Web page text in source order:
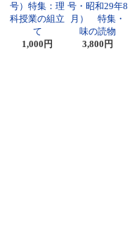
号）特集：理
科授業の組立
て
1,000円
号・昭和29年8
月） 特集・
味の読物
3,800円